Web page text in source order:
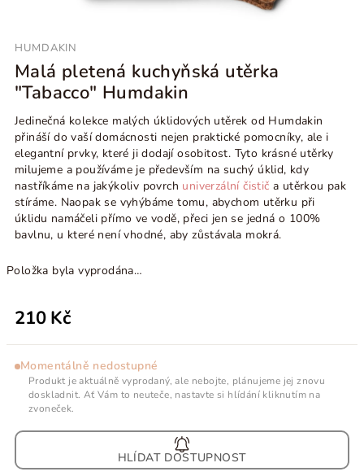
HUMDAKIN
Malá pletená kuchyňská utěrka
"Tabacco" Humdakin
Jedinečná kolekce malých úklidových utěrek od Humdakin
přináší do vaší domácnosti nejen praktické pomocníky, ale i
elegantní prvky, které ji dodají osobitost. Tyto krásné utěrky
milujeme a používáme je především na suchý úklid, kdy
nastříkáme na jakýkoliv povrch univerzální čistič a utěrkou pak
stíráme. Naopak se vyhýbáme tomu, abychom utěrku při
úklidu namáčeli přímo ve vodě, přeci jen se jedná o 100%
bavlnu, u které není vhodné, aby zůstávala mokrá.
Položka byla vyprodána…
210 Kč
Momentálně nedostupné
Produkt je aktuálně vyprodaný, ale nebojte, plánujeme jej znovu
doskladnit. Ať Vám to neuteče, nastavte si hlídání kliknutím na
zvoneček.
HLÍDAT